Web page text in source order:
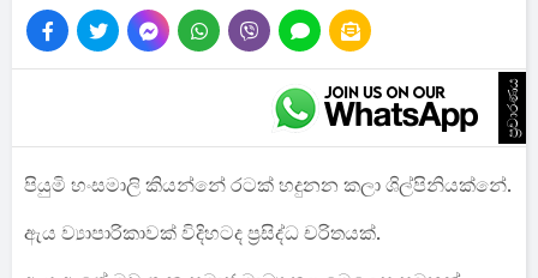
ප්‍රචාරණය
පියුමි හංසමාලි කියන්නේ රටක් හදුනන කලා ශිල්පිනියක්නේ.
ඇය ව්‍යාපාරිකාවක් විදිහටද ප්‍රසිද්ධ චරිතයක්.